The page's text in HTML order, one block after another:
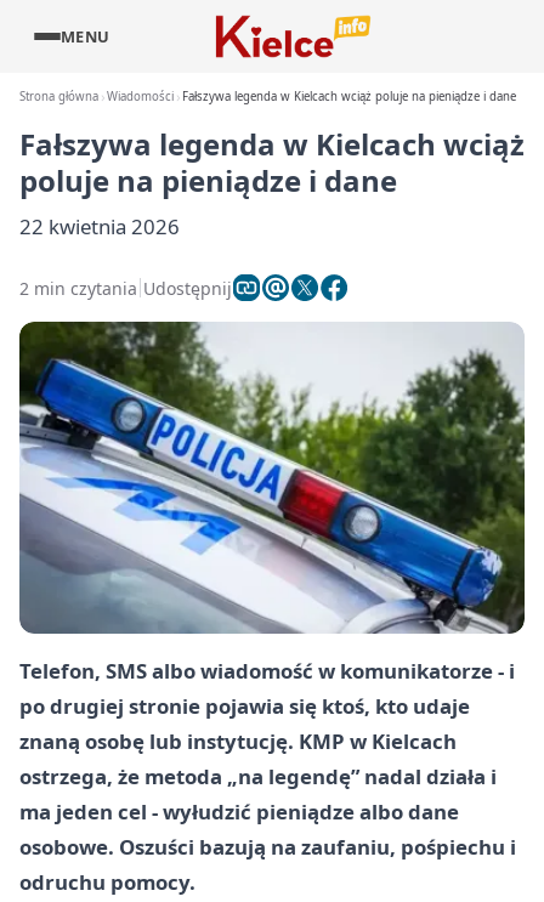
MENU
Strona główna Wiadomości Fałszywa legenda w Kielcach wciąż poluje na pieniądze i dane
Fałszywa legenda w Kielcach wciąż
poluje na pieniądze i dane
22 kwietnia 2026
2 min czytania Udostępnij
Telefon, SMS albo wiadomość w komunikatorze - i
po drugiej stronie pojawia się ktoś, kto udaje
znaną osobę lub instytucję. KMP w Kielcach
ostrzega, że metoda „na legendę” nadal działa i
ma jeden cel - wyłudzić pieniądze albo dane
osobowe. Oszuści bazują na zaufaniu, pośpiechu i
odruchu pomocy.